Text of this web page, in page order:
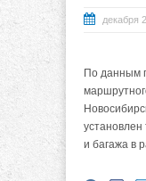
декабря
По данным
и багажа в